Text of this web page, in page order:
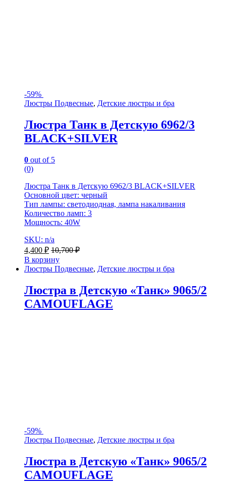
-59%
Люстры Подвесные, Детские люстры и бра
Люстра Танк в Детскую 6962/3
BLACK+SILVER
0 out of 5
(0)
Люстра Танк в Детскую 6962/3 BLACK+SILVER
Основной цвет: черный
Тип лампы: светодиодная, лампа накаливания
Количество ламп: 3
Мощность: 40W
SKU: n/a
4,400 ₽ 10,700₽
В корзину
Люстры Подвесные, Детские люстры и бра
Люстра в Детскую «Танк» 9065/2
CAMOUFLAGE
-59%
Люстры Подвесные, Детские люстры и бра
Люстра в Детскую «Танк» 9065/2
CAMOUFLAGE